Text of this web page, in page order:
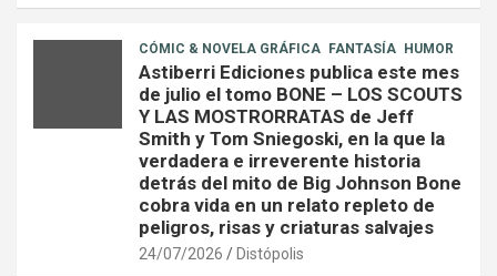
CÓMIC & NOVELA GRÁFICA FANTASÍA HUMOR
Astiberri Ediciones publica este mes
de julio el tomo BONE – LOS SCOUTS
Y LAS MOSTRORRATAS de Jeff
Smith y Tom Sniegoski, en la que la
verdadera e irreverente historia
detrás del mito de Big Johnson Bone
cobra vida en un relato repleto de
peligros, risas y criaturas salvajes
24/07/2026 Distópolis